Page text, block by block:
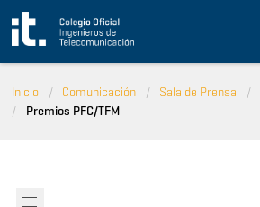
Pasar al contenido principal
Inicio Comunicación Sala de Prensa
Premios PFC/TFM